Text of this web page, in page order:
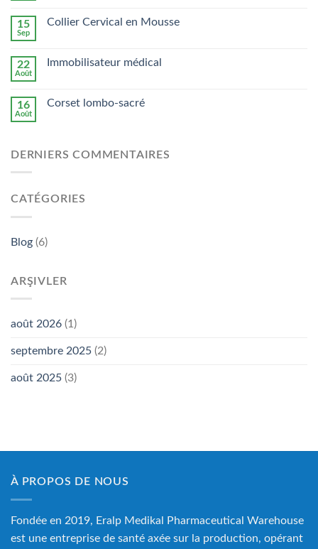
15
Sep
Collier Cervical en Mousse
22
Août
Immobilisateur médical
16
Août
Corset lombo-sacré
DERNIERS COMMENTAIRES
CATÉGORIES
Blog (6)
ARŞIVLER
août 2026 (1)
septembre 2025 (2)
août 2025 (3)
À PROPOS DE NOUS
Fondée en 2019, Eralp Medikal Pharmaceutical Warehouse
est une entreprise de santé axée sur la production, opérant